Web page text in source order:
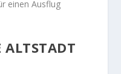
einen Ausflug
ALTSTADT